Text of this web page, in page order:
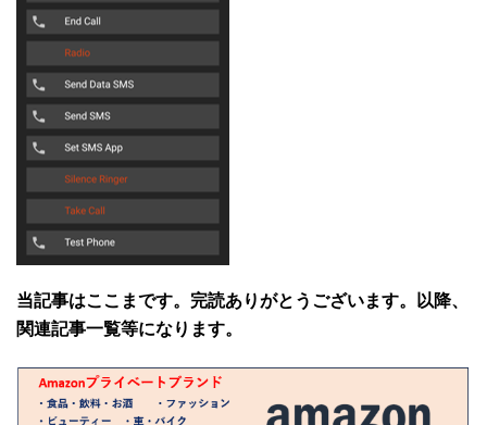
当記事はここまです。完読ありがとうございます。以降、
関連記事一覧等になります。